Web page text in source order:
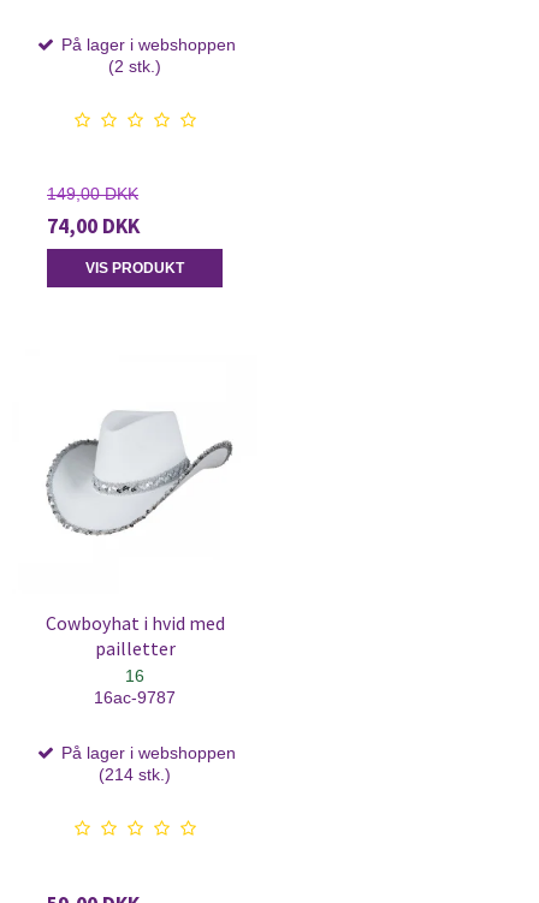
På lager i webshoppen
(2 stk.)
149,00 DKK
74,00 DKK
VIS PRODUKT
Cowboyhat i hvid med
pailletter
16
16ac-9787
På lager i webshoppen
(214 stk.)